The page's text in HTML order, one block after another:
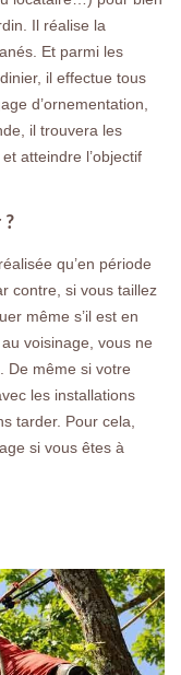
Il réalise la
Et parmi les
il effectue tous
d’ornementation,
il trouvera les
atteindre l’objectif
?
qu’en période
contre, si vous taillez
même s’il est en
voisinage, vous ne
De même si votre
les installations
tarder. Pour cela,
si vous êtes à